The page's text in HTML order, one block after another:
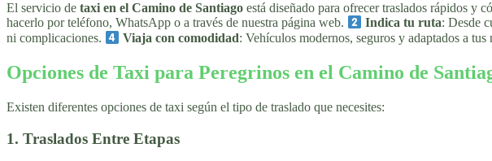
El servicio de taxi en el Camino de Santiago está diseñado para ofrecer traslados rápidos y
hacerlo por teléfono, WhatsApp o a través de nuestra página web.
Indica tu ruta: Desde
ni complicaciones.
Viaja con comodidad: Vehículos modernos, seguros y adaptados a tus
Opciones de Taxi para Peregrinos en el Camino de
Existen diferentes opciones de taxi según el tipo de traslado que necesites:
1. Traslados Entre Etapas